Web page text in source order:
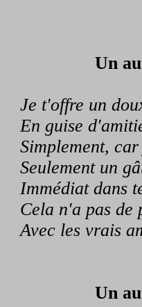
Un
Je t'offre un
En guise
Simplement, car
Seulement un
Immédiat dans
Cela n'a pas de
Avec les vrais
Un